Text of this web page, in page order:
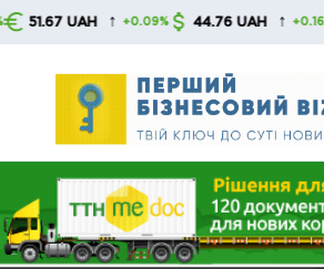
Skip
UAH ↑ +0.09% 44.76 UAH ↑ +0.16%